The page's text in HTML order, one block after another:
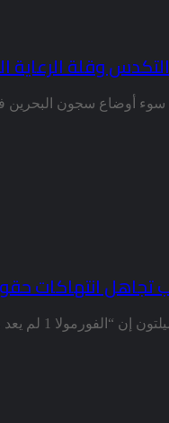
وقلة الرعاية
سوء أوضاع سجون
حقوق الإنسان في الدول التي تقيم…